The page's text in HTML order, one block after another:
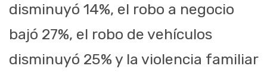
disminuyó 14%, el robo a negocio
bajó 27%, el robo de vehículos
disminuyó 25% y la violencia familiar